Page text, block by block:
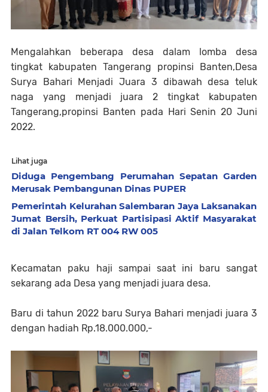
Mengalahkan beberapa desa dalam lomba desa
tingkat kabupaten Tangerang propinsi Banten,Desa
Surya Bahari Menjadi Juara 3 dibawah desa teluk
naga yang menjadi juara 2 tingkat kabupaten
Tangerang,propinsi Banten pada Hari Senin 20 Juni
2022.
Lihat juga
Diduga Pengembang Perumahan Sepatan Garden
Merusak Pembangunan Dinas PUPER
Pemerintah Kelurahan Salembaran Jaya Laksanakan
Jumat Bersih, Perkuat Partisipasi Aktif Masyarakat
di Jalan Telkom RT 004 RW 005
Kecamatan paku haji sampai saat ini baru sangat
sekarang ada Desa yang menjadi juara desa.
Baru di tahun 2022 baru Surya Bahari menjadi juara 3
dengan hadiah Rp.18.000.000,-